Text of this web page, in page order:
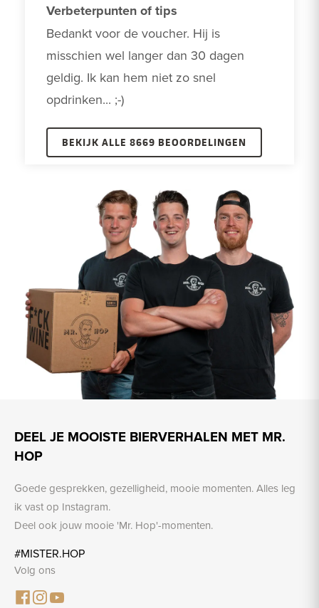
Verbeterpunten of tips
Bedankt voor de voucher. Hij is
misschien wel langer dan 30 dagen
geldig. Ik kan hem niet zo snel
opdrinken... ;-)
BEKIJK ALLE 8669 BEOORDELINGEN
DEEL JE MOOISTE BIERVERHALEN MET MR.
HOP
Goede gesprekken, gezelligheid, mooie momenten. Alles leg
ik vast op Instagram.
Deel ook jouw mooie 'Mr. Hop'-momenten.
#MISTER.HOP
Volg ons